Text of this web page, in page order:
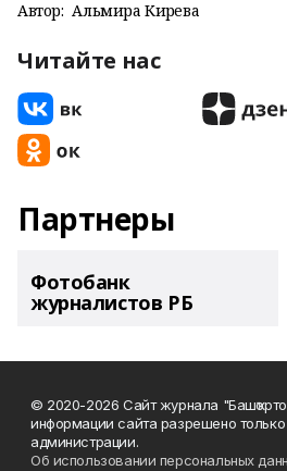
Автор: Альмира Кирәева
Читайте нас
Партнеры
Фотобанк
журналистов РБ
© 2020-2026 Сайт журнала
информации сайта разрешено
администрации.
Об использовании персональных